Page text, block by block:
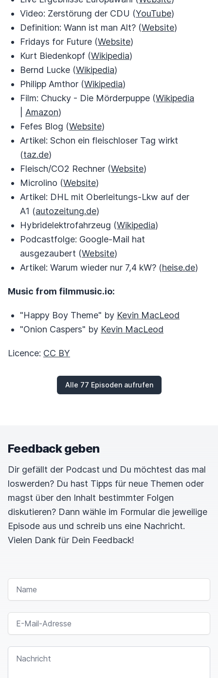
Video: Zerstörung der CDU (YouTube)
Definition: Wann ist man Alt? (Website)
Fridays for Future (Website)
Kurt Biedenkopf (Wikipedia)
Bernd Lucke (Wikipedia)
Philipp Amthor (Wikipedia)
Film: Chucky - Die Mörderpuppe (Wikipedia
Amazon)
Fefes Blog (Website)
Artikel: Schon ein fleischloser Tag wirkt
(taz.de)
Fleisch/CO2 Rechner (Website)
Microlino (Website)
Artikel: DHL mit Oberleitungs-Lkw auf der
A1 (autozeitung.de)
Hybridelektrofahrzeug (Wikipedia)
Podcastfolge: Google-Mail hat
ausgezaubert (Website)
Artikel: Warum wieder nur 7,4 kW? (heise.de)
Music from filmmusic.io:
"Happy Boy Theme" by Kevin MacLeod
"Onion Caspers" by Kevin MacLeod
Licence: CC BY
Alle 77 Episoden aufrufen
Feedback geben
Dir gefällt der Podcast und Du möchtest das mal
loswerden? Du hast Tipps für neue Themen oder
magst über den Inhalt bestimmter Folgen
diskutieren? Dann wähle im Formular die jeweilige
Episode aus und schreib uns eine Nachricht.
Vielen Dank für Dein Feedback!
NAME
E-MAIL-ADRESSE
NACHRICHT